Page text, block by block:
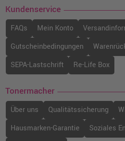
Kundenservice
FAQs Mein Konto
Gutscheinbedingungen
SEPA-Lastschrift
Re-Life Box
Tonermacher
Über uns Qualitätssicherung
Hausmarken-Garantie
Soziales